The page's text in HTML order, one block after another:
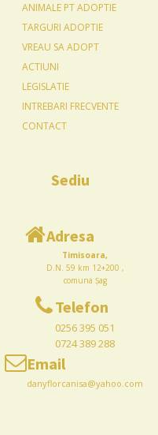
ANIMALE PT ADOPTIE
TARGURI ADOPTIE
VREAU SA ADOPT
ACTIUNI
LEGISLATIE
INTREBARI FRECVENTE
CONTACT
Sediu
Adresa
Timisoara,
D.N. 59 km 12+200 ,
comuna Șag
Telefon
0256 395 051
0724 389 288
Email
danyflorcanisa@yahoo.com